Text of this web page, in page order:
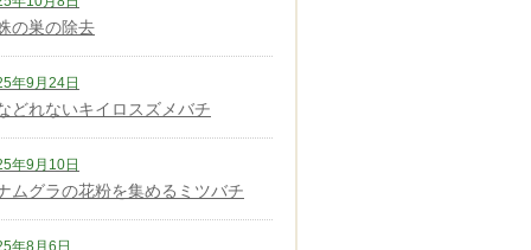
の巣の除去
年9月24日
どれないキイロスズメバチ
年9月10日
ムグラの花粉を集めるミツバチ
年8月6日